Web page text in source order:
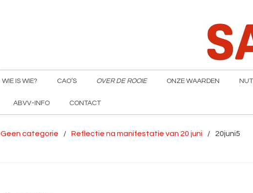
WIE IS WIE? CAO’S OVER DE ROOIE ONZE WAARDEN
ABVV-INFO CONTACT
Geen categorie Reflectie na manifestatie van 20 juni 20juni5